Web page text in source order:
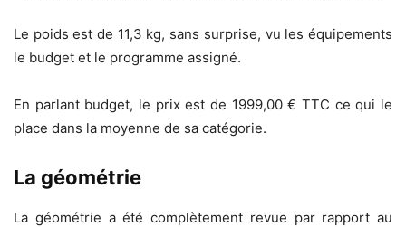
Le poids est de 11,3 kg, sans surprise, vu les équipements
le budget et le programme assigné.
En parlant budget, le prix est de 1999,00 € TTC ce qui le
place dans la moyenne de sa catégorie.
La géométrie
La géométrie a été complètement revue par rapport au